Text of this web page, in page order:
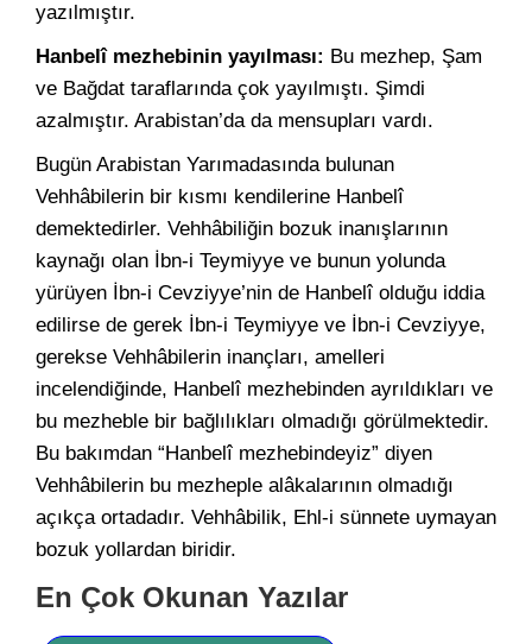
yazılmıştır.
Hanbelî mezhebinin yayılması: Bu mezhep, Şam
ve Bağdat taraflarında çok yayılmıştı. Şimdi
azalmıştır. Arabistan’da da mensupları vardı.
Bugün Arabistan Yarımadasında bulunan
Vehhâbilerin bir kısmı kendilerine Hanbelî
demektedirler. Vehhâbiliğin bozuk inanışlarının
kaynağı olan İbn-i Teymiyye ve bunun yolunda
yürüyen İbn-i Cevziyye’nin de Hanbelî olduğu iddia
edilirse de gerek İbn-i Teymiyye ve İbn-i Cevziyye,
gerekse Vehhâbilerin inançları, amelleri
incelendiğinde, Hanbelî mezhebinden ayrıldıkları ve
bu mezheble bir bağlılıkları olmadığı görülmektedir.
Bu bakımdan “Hanbelî mezhebindeyiz” diyen
Vehhâbilerin bu mezheple alâkalarının olmadığı
açıkça ortadadır. Vehhâbilik, Ehl-i sünnete uymayan
bozuk yollardan biridir.
En Çok Okunan Yazılar